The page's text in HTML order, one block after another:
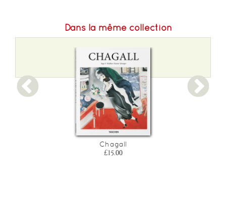
Dans la même collection
Chagall
£15.00